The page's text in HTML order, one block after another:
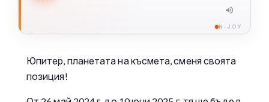
N-JOY
Юпитер, планетата на късмета, сменя своята
позиция!